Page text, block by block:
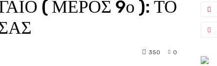
( ΜΕΡΟΣ 9ο ): ΤΟ
0
350